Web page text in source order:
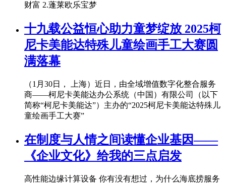
财富 2.蓬莱欧乐宝梦
十九载公益恒心助力童梦绽放 2025柯
尼卡美能达特殊儿童绘画手工大赛圆
满落幕
（1月30日， 上海）近日，由全域增值数字化整合服务
商——柯尼卡美能达办公系统（中国）有限公司（以下
简称“柯尼卡美能达”）主办的“2025柯尼卡美能达特殊儿
童绘画手工大赛”
在制度与人情之间读懂企业基因——
《企业文化》给我的三点启发
高性能边缘计算设备 你有没有想过，为什么海底捞服务